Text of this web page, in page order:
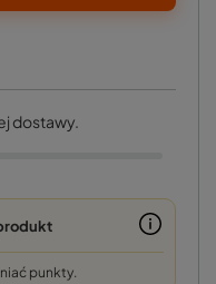
dostawy.
punkty.